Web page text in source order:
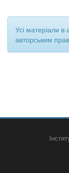
Усі матеріали в
авторським